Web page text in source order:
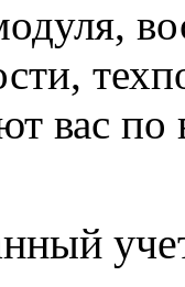
вас